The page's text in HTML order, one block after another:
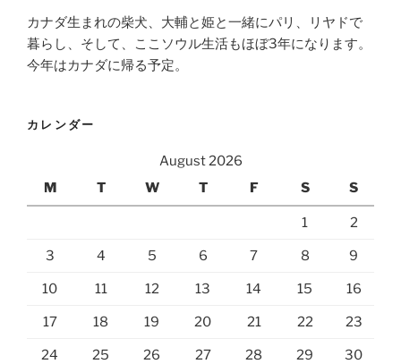
カナダ生まれの柴犬、大輔と姫と一緒にパリ、リヤドで
暮らし、そして、ここソウル生活もほぼ3年になります。
今年はカナダに帰る予定。
カレンダー
August 2026
M
T W T F S S
1 2
3 4 5 6 7 8 9
10 11 12 13 14 15 16
17 18 19 20 21 22 23
24 25 26 27 28 29 30